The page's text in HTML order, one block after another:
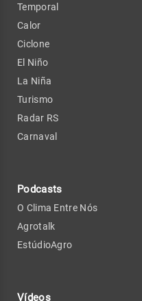
Temporal
Calor
Ciclone
El Niño
La Niña
Turismo
Radar RS
Carnaval
Podcasts
O Clima Entre Nós
Agrotalk
EstúdioAgro
Vídeos